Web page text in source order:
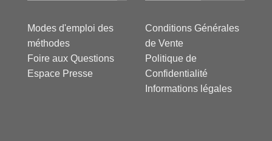
Modes d'emploi des
méthodes
Foire aux Questions
Espace Presse
Conditions Générales
de Vente
Politique de
Confidentialité
Informations légales